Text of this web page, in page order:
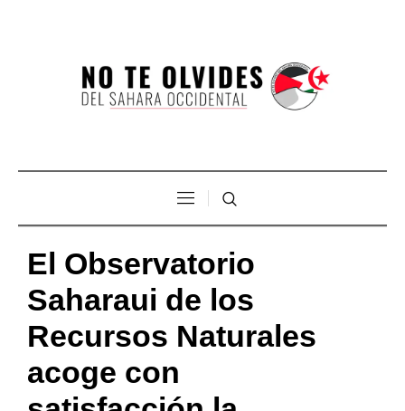
El Observatorio
Saharaui de los
Recursos Naturales
acoge con